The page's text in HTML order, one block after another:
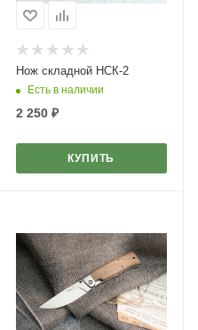
Нож складной НСК-2
Есть в наличии
2 250₽
КУПИТЬ